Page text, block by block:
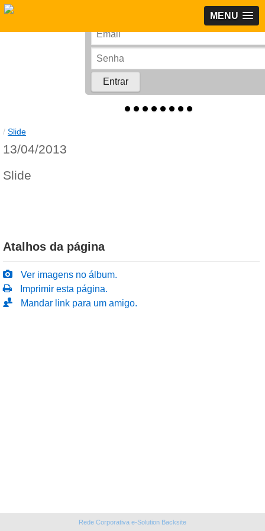
MENU
/ Slide
13/04/2013
Slide
Atalhos da página
Ver imagens no álbum.
Imprimir esta página.
Mandar link para um amigo.
Rede Corporativa e-Solution Backsite